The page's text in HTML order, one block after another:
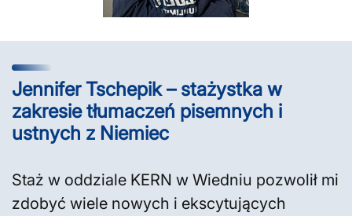
Jennifer Tschepik – stażystka w
zakresie tłumaczeń pisemnych i
ustnych z Niemiec
Staż w oddziale KERN w Wiedniu pozwolił mi
zdobyć wiele nowych i ekscytujących